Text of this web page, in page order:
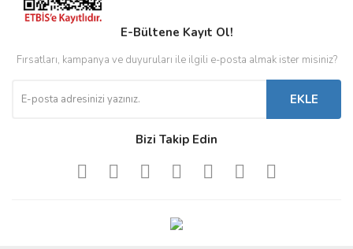
E-Bültene Kayıt Ol!
Fırsatları, kampanya ve duyuruları ile ilgili e-posta almak ister misiniz?
EKLE
Bizi Takip Edin